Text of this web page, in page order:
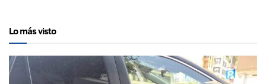
Lo más visto